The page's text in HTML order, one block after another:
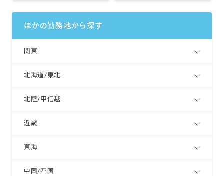
ほかの勤務地から探す
関東
北海道/東北
北陸/甲信越
近畿
東海
中国/四国